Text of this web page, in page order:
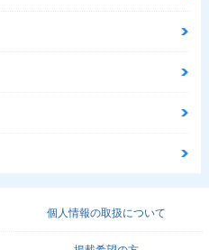
個人情報の取扱について